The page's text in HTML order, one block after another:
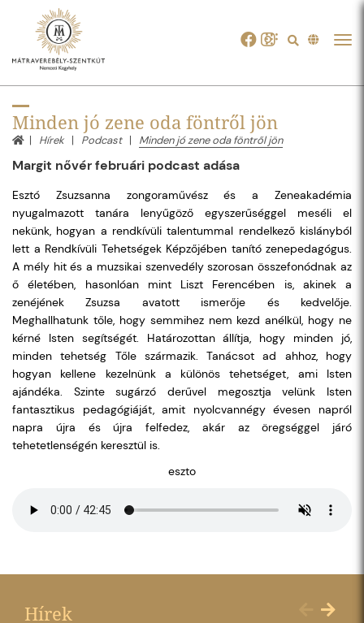
Minden jó zene oda föntről jön
Hírek Podcast Minden jó zene oda föntről jön
Margit nővér februári podcast adása
Esztó Zsuzsanna zongoraművész és a Zeneakadémia
nyugalmazott tanára lenyűgöző egyszerűséggel meséli el
nekünk, hogyan a rendkívüli talentummal rendelkező kislányból
lett a Rendkívüli Tehetségek Képzőjében tanító zenepedagógus.
A mély hit és a muzsikai szenvedély szorosan összefonódnak az
ő életében, hasonlóan mint Liszt Ferencében is, akinek a
zenéjének Zsuzsa avatott ismerője és kedvelője.
Meghallhatunk tőle, hogy semmihez nem kezd anélkül, hogy ne
kérné Isten segítségét. Határozottan állítja, hogy minden jó,
minden tehetség Tőle származik. Tanácsot ad ahhoz, hogy
hogyan kellene kezelnünk a különös tehetséget, ami Isten
ajándéka. Szinte sugárzó derűvel megosztja velünk Isten
fantasztikus pedagógiáját, amit nyolcvannégy évesen napról
napra újra és újra felfedez, akár az öregséggel járó
tehetetlenségén keresztül is.
eszto
Hírek